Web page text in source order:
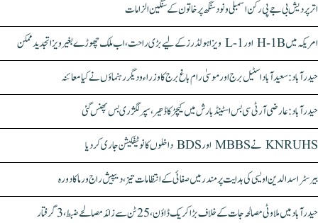
اتر پردیش بی جے پی رکن اسمبلی ونود سنگھ پر خاتون کے سنگین الزامات
امریکہ میں H-1B اور L-1 ویزا ہولڈرز کے لیے بڑی راحت، اب ملک چھوڑے بغیر ویزا تجدید ممکن
حیدرآباد: سعیدآباد اسٹیل برج اور موسیٰ رام باغ برج کا وزراء و دیگر رہنماؤں نے کیا معائنہ
حیدرآباد: عارضی آر ٹی سی بس اسٹینڈ بارش میں کیچڑ کا ڈھیر، سپر لگژری بس پھنس گئی
KNRUHS نے MBBS اور BDS داخلوں کا نوٹیفکیشن جاری کر دیا
بیرسٹر اسدالدین اویسی کی ہدایت پر مندر میں صفائی کے انتظامات تیز، دیپیش راج ورما کا دورہ
حیدرآباد میں ملاوٹی مصالحہ جات کے خلاف بڑا کریک ڈاؤن، 25 ٹن سے زائد مصالحے ضبط، 3 گرفتار